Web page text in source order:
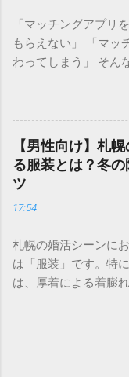
が決まる仕組み 婚
見、職業などのスペ
要」を可視化したも
るポイントが大きく
ト：経済力と安定感
収」と「職業」**で
師、弁護士、大手商
場企業勤務、公務員
性の評価ポイント：
強い影響力を持つの
す。 Sランク： 20代
る Aランク： 20代後
能力 Bランク： 33歳
「マッチングアプリ
もらえない」 「マッ
わってしまう」 そん
て、プロフィールは
け素敵な内面を持っ
魅力を伝えられなけ
きません。 成婚退会
ィールの法則」があ
ことではなく、**「
る」**という視点で
詳細項目の3ステップ
で心を掴む！好感度
て、写真は最も重要
は、**「清潔感」と
【男性向け】札
る服装とは？冬
ツ
17:54
札幌の婚活シーンに
は「服装」です。特
は、厚着による着膨
ゃれを諦めたくない